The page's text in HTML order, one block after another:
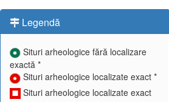
Legendă
Situri arheologice fără localizare
exactă *
Situri arheologice localizate exact *
Situri arheologice localizate exact